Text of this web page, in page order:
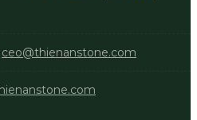
ceo@thienanstone.com